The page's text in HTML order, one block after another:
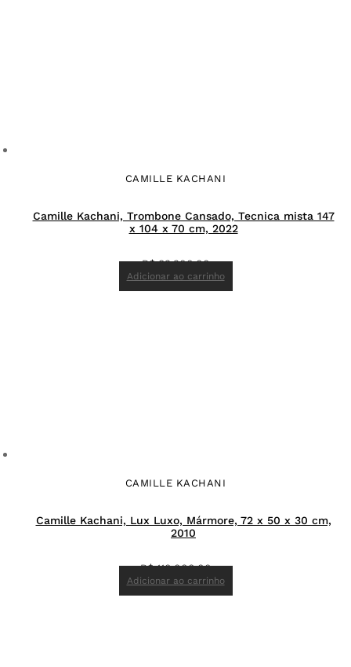
CAMILLE KACHANI
Camille Kachani, Trombone Cansado, Tecnica mista 147
x 104 x 70 cm, 2022
R$83.300,00
Adicionar ao carrinho
CAMILLE KACHANI
Camille Kachani, Lux Luxo, Mármore, 72 x 50 x 30 cm,
2010
R$110.000,00
Adicionar ao carrinho